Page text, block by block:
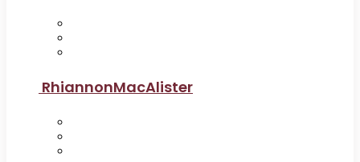
RhiannonMacAlister